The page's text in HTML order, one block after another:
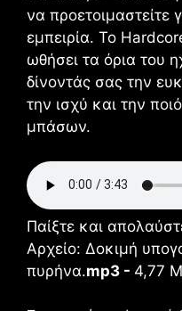
να προετοιμαστείτε
εμπειρία. Το
ωθήσει τα όρια του
δίνοντάς σας την
την ισχύ και την
μπάσων.
Παίξτε και
Αρχείο: Δοκιμή
πυρήνα.mp3 - 4,77